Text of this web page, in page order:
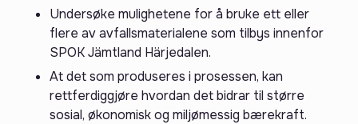
Undersøke mulighetene for å bruke ett eller
flere av avfallsmaterialene som tilbys innenfor
SPOK Jämtland Härjedalen.
At det som produseres i prosessen, kan
rettferdiggjøre hvordan det bidrar til større
sosial, økonomisk og miljømessig bærekraft.